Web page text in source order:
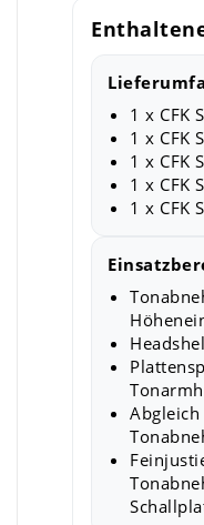
1 x CFK
1 x CFK
1 x CFK
1 x CFK
1 x CFK